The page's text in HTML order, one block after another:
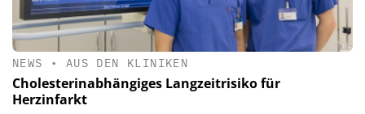
NEWS • AUS DEN KLINIKEN
Cholesterinabhängiges Langzeitrisiko für
Herzinfarkt